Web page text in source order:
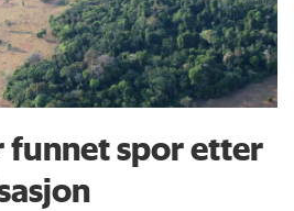
funnet spor etter